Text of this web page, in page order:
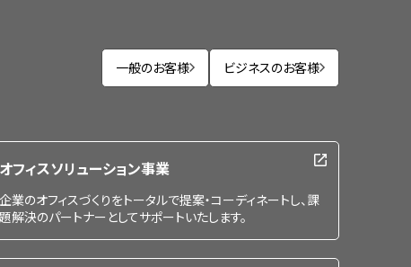
一般のお客様 ビジネスのお客様
オフィスソリューション事業
企業のオフィスづくりをトータルで提案・コーディネートし、課
題解決のパートナーとしてサポートいたします。